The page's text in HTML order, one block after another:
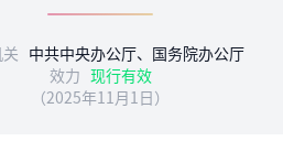
中共中央办公厅、国务院办公厅
效力 现行有效
（2025年11月1日）